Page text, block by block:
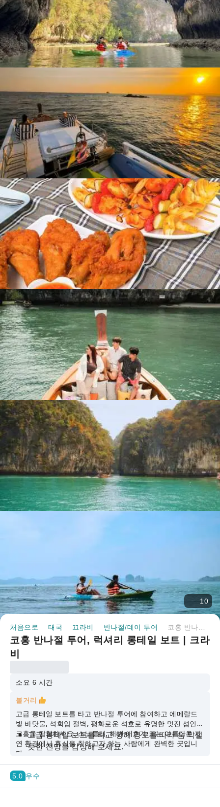
10
처음으로 태국 끄라비 반나절/데이 투어
코홍 반나절 투어, 럭셔리 롱테일 보트 | 크라
비
소요 6 시간
볼거리
고급 롱테일 보트를 타고 반나절 투어에 참여하고 에메랄드
빛 바닷물, 석회암 절벽, 평화로운 석호로 유명한 멋진 섬인
코홍을 탐험하세요. 스노클러, 해변 애호가 또는 아름다운 자
연 환경에서 휴식을 취하고자 하는 사람에게 완벽한 곳입니
다.
고급 롱테일 보트를 타고 항해 경로를 따라 숨 막힐
듯한 전망을 감상해 보세요.
우뚝 솟은 석회암 절벽으로 둘러싸인 아름다운 홍
라군을 탐험해보세요.
코홍 근처에서 생생한 산호초에 뛰어들고 다채로
5.0 우수